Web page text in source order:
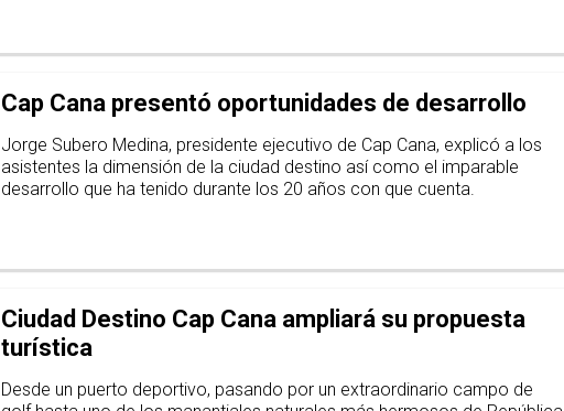
Cap Cana presentó oportunidades de desarrollo
Jorge Subero Medina, presidente ejecutivo de Cap Cana, explicó a los
asistentes la dimensión de la ciudad destino así como el imparable
desarrollo que ha tenido durante los 20 años con que cuenta.
Ciudad Destino Cap Cana ampliará su propuesta
turística
Desde un puerto deportivo, pasando por un extraordinario campo de